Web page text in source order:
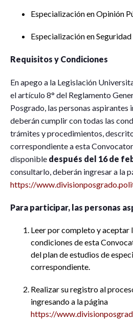
Especialización en Opinión
Especialización en
Requisitos y Condiciones
En apego a la Legislación
el artículo 8° del Reglamento
Posgrado, las personas aspirantes
deberán cumplir con todas las
trámites y procedimientos,
correspondiente a esta
disponible después del 16 de
consultarlo, deberán ingresar a la
https://
Para participar, las personas
Leer por completo y aceptar
condiciones de esta
del plan de estudios de
correspondiente.
Realizar su registro al
ingresando a la página
https://